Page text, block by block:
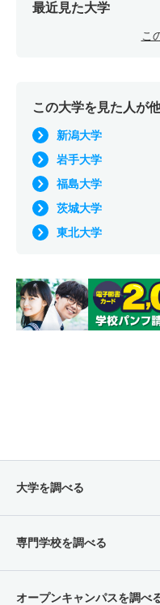
最近見た大学
こ
この大学を見た人が
新潟大学
岩手大学
福島大学
茨城大学
東北大学
大学を調べる
専門学校を調べる
オープンキャンパスを調べ